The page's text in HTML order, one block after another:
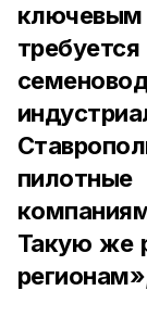
Такую же